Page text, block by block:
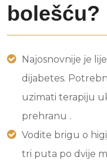
bolešću?
Najosnovnije je
dijabetes.
uzimati terapiju
prehranu .
Vodite brigu o
tri puta po dvije